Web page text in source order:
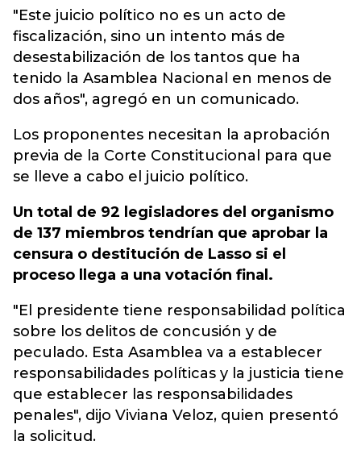
"Este juicio político no es un acto de
fiscalización, sino un intento más de
desestabilización de los tantos que ha
tenido la Asamblea Nacional en menos de
dos años", agregó en un comunicado.
Los proponentes necesitan la aprobación
previa de la Corte Constitucional para que
se lleve a cabo el juicio político.
Un total de 92 legisladores del organismo
de 137 miembros tendrían que aprobar la
censura o destitución de Lasso si el
proceso llega a una votación final.
"El presidente tiene responsabilidad política
sobre los delitos de concusión y de
peculado. Esta Asamblea va a establecer
responsabilidades políticas y la justicia tiene
que establecer las responsabilidades
penales", dijo Viviana Veloz, quien presentó
la solicitud.